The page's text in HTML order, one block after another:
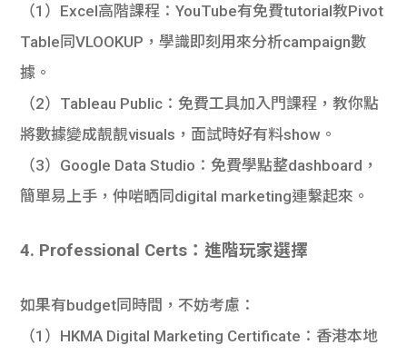
（1）Excel高階課程 ：YouTube有免費tutorial教Pivot
Table同VLOOKUP，學識即刻用來分析campaign數
據。
（2）Tableau Public ：免費工具加入門課程，教你點
將數據變成靚靚visuals，面試時好有料show。
（3）Google Data Studio ：免費學點整dashboard，
簡單易上手，仲啱晒同digital marketing連繫起來。
4. Professional Certs：進階玩家選擇
如果有budget同時間，不妨考慮：
（1）HKMA Digital Marketing Certificate ：香港本地